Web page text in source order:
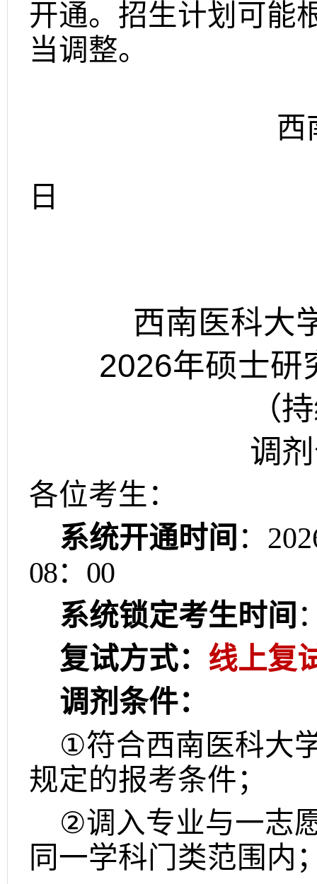
开通。招生计划可能
当调整。
西
日
西南医科大
2026年硕士研
（
调
各位考生：
系统开通时间 ：
08： 00
系统锁定考生时间
复试方式： 线上复
调剂条件：
①符合西南医科大
规定的报考条件；
②调入专业与一志
同一学科门类范围内